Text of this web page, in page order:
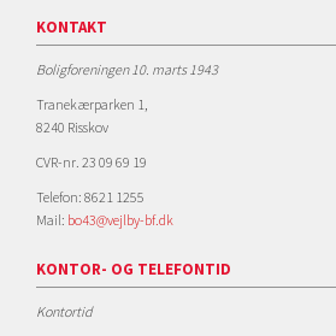
KONTAKT
Boligforeningen 10. marts 1943
Tranekærparken 1,
8240 Risskov
CVR-nr. 23 09 69 19
Telefon: 8621 1255
Mail: bo43@vejlby-bf.dk
KONTOR- OG TELEFONTID
Kontortid